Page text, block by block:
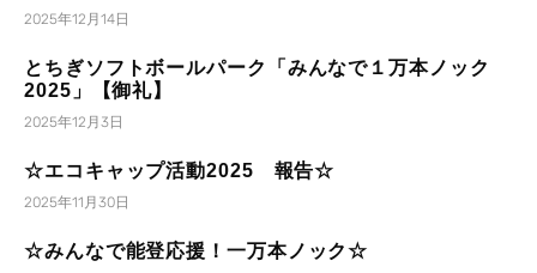
2025年12月14日
とちぎソフトボールパーク「みんなで１万本ノック
2025」【御礼】
2025年12月3日
☆エコキャップ活動2025 報告☆
2025年11月30日
☆みんなで能登応援！一万本ノック☆